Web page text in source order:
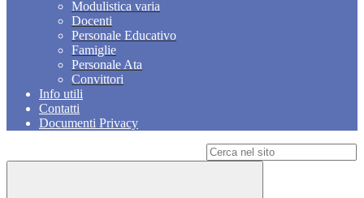
Modulistica varia
Docenti
Personale Educativo
Famiglie
Personale Ata
Convittori
Info utili
Contatti
Documenti Privacy